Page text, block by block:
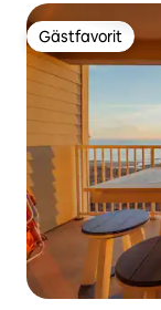
Gästfavorit
Gästfavorit